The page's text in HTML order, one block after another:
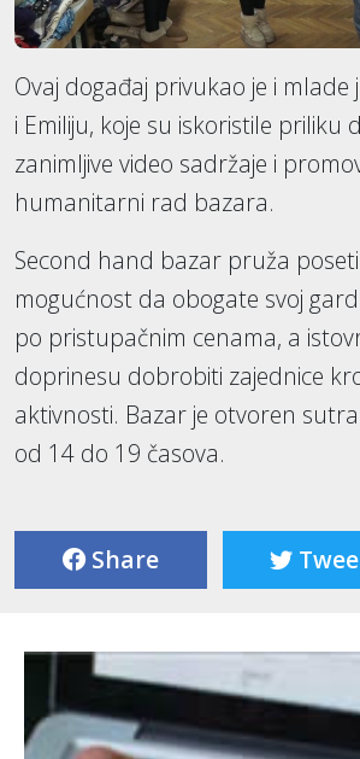
Ovaj događaj privukao je i
i Emiliju, koje su iskoristile priliku
zanimljive video sadržaje i
humanitarni rad bazara.
Second hand bazar pruža
mogućnost da obogate svoj
po pristupačnim cenama, a
doprinesu dobrobiti zajednice
aktivnosti. Bazar je otvoren
od 14 do 19 časova.
Share